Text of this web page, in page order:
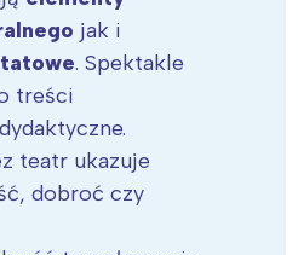
jak i
. Spektakle
treści
teatr ukazuje
dobroć czy